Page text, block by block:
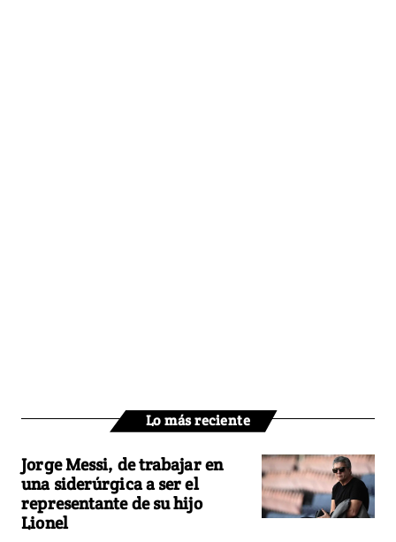
Lo más reciente
Jorge Messi, de trabajar en
una siderúrgica a ser el
representante de su hijo
Lionel